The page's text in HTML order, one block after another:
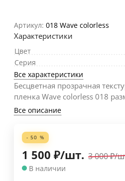
Артикул: 018 Wave colorless
Характеристики
Цвет
Серия
Все характеристики
Бесцветная прозрачная
пленка Wave colorless 018
Все описание
- 50 %
1 500 ₽/шт. 3 000₽/
В наличии